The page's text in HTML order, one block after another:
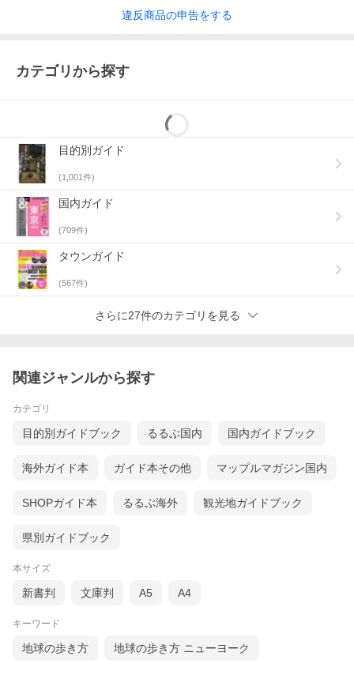
違反商品の申告をする
カテゴリから探す
目的別ガイド
(1,001件)
国内ガイド
(709件)
タウンガイド
(567件)
さらに27件のカテゴリを見る
関連ジャンルから探す
カテゴリ
目的別ガイドブック るるぶ国内 国内ガイドブック
海外ガイド本 ガイド本その他 マップルマガジン国内
SHOPガイド本 るるぶ海外 観光地ガイドブック
県別ガイドブック
本サイズ
新書判 文庫判 A5 A4
キーワード
地球の歩き方 地球の歩き方 ニューヨーク